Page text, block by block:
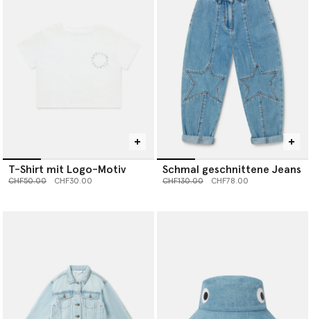
T-Shirt mit Logo-Motiv
Preis reduziert von
CHF50.00bisCHF30.00
Schmal geschnittene Jeans
Preis reduziert von
CHF130.00bisCHF78.00